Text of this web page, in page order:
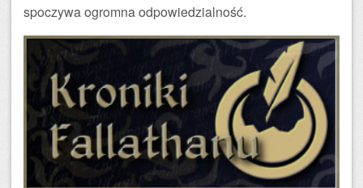
spoczywa ogromna odpowiedzialność.